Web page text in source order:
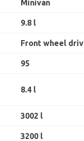
Minivan
9.8 l
Front wheel
95
8.4 l
3002 l
3200 l